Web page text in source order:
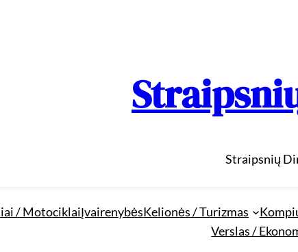
Straipsnių
/ MotociklaiĮvairenybėsKelionės / Turizmas
Verslas /